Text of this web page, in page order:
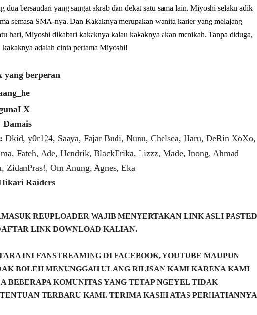
dua bersaudari yang sangat akrab dan dekat satu sama lain. Miyoshi selaku adik
semasa SMA-nya. Dan Kakaknya merupakan wanita karier yang melajang
hari, Miyoshi dikabari kakaknya kalau kakaknya akan menikah. Tanpa diduga,
adalah cinta pertama Miyoshi!
yang berperan
Damais
Dkid, y0r124, Saaya, Fajar Budi, Nunu, Chelsea, Haru, DeRin XoXo,
Fateh, Ade, Hendrik, BlackErika, Lizzz, Made, Inong, Ahmad
ZidanPras!, Om Anung, Agnes, Eka
Raiders
REUPLOADER WAJIB MENYERTAKAN LINK ASLI PASTED
LINK DOWNLOAD KALIAN.
INI FANSTREAMING DI FACEBOOK, YOUTUBE MAUPUN
BOLEH MENUNGGAH ULANG RILISAN KAMI KARENA KAMI
BEBERAPA KOMUNITAS YANG TETAP NGEYEL TIDAK
TERBARU KAMI. TERIMA KASIH ATAS PERHATIANNYA